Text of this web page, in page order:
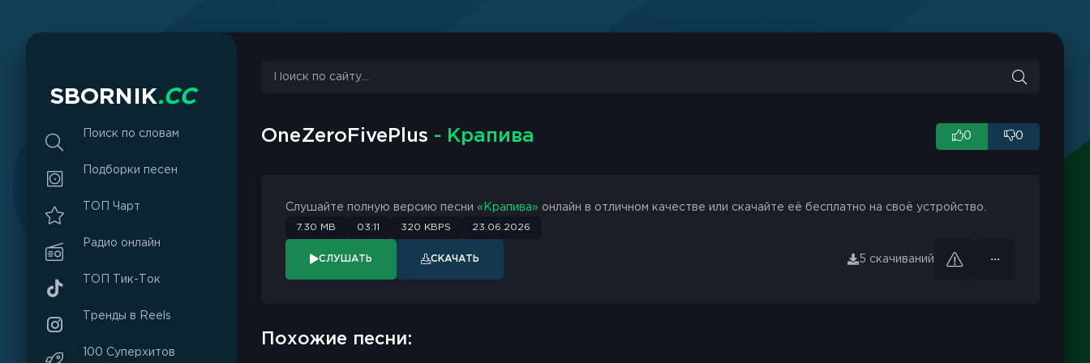
S BO R N K.CC
OneZeroFivePlus - Крапива 0 0
Слушайте полную версию песни «Крапива» онлайн в отличном качестве или скачайте её бесплатно на своё устройство.
7.30 MB 03:11 320 KBPS 23.06.2026
СЛУШАТЬ СКАЧАТЬ 5 скачиваний
Похожие песни:
Поиск по словам
Подборки песен
ТОП Чарт
Радио онлайн
ТОП Тик-Ток
Тренды в Reels
100 Суперхитов